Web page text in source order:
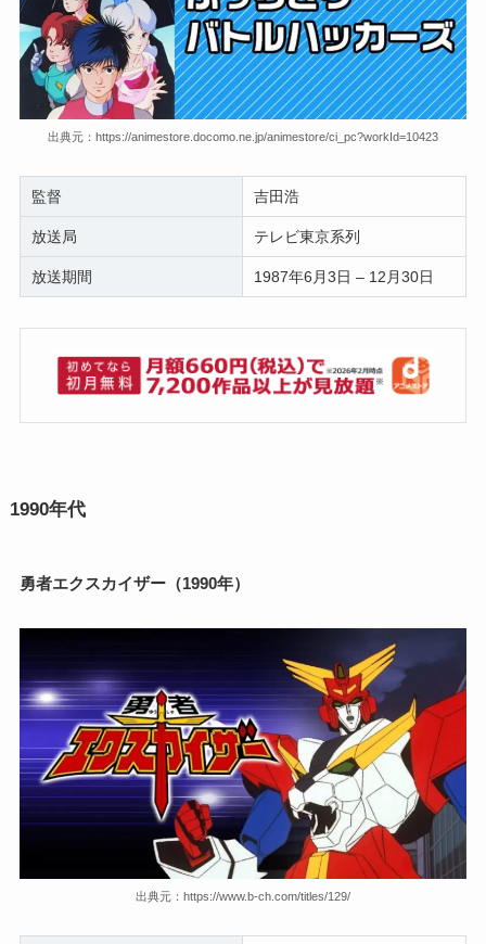
出典元：https://animestore.docomo.ne.jp/animestore/ci_pc?workId=10423
監督 吉田浩
放送局 テレビ東京系列
放送期間 1987年6月3日 – 12月30日
1990年代
勇者エクスカイザー（1990年）
出典元：https://www.b-ch.com/titles/129/